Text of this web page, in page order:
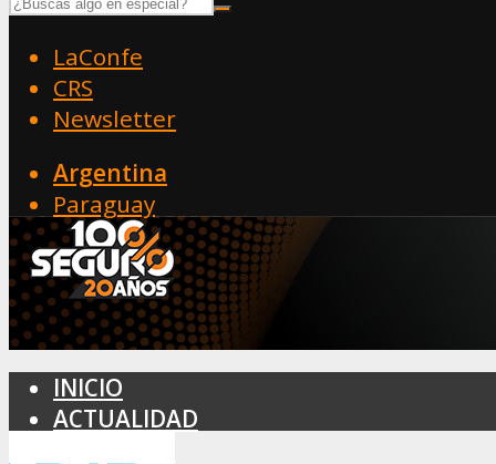
LaConfe
CRS
Newsletter
Argentina
Paraguay
INICIO
ACTUALIDAD